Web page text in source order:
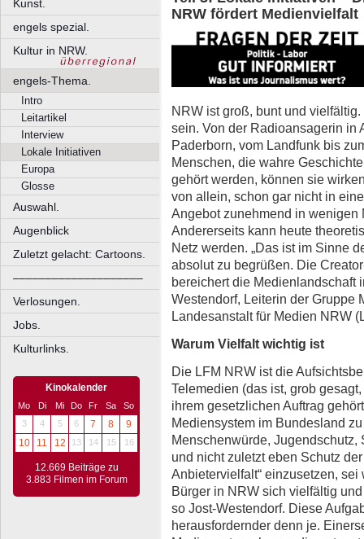
Kunst.
engels spezial.
Kultur in NRW.
engels-Thema.
Intro
Leitartikel
Interview
Lokale Initiativen
Europa
Glosse
Auswahl.
Augenblick
Zuletzt gelacht: Cartoons.
––––––––––––––––––––
Verlosungen.
Jobs.
Kulturlinks.
Kinokalender
Mo Di Mi Do Fr Sa
So
3
4 5 6 7 8
9
10
11 12 13 14 15 16
12.669 Beiträge zu
3.883 Filmen im Forum
NRW fördert Medienvielfalt
NRW ist groß, bunt und
sein. Von der Radioansagerin in
Paderborn, vom Landfunk bis
Menschen, die wahre
gehört werden, können sie
von allein, schon gar nicht in
Angebot zunehmend in
Andererseits kann heute
Netz werden. „Das ist im Sinne
absolut zu begrüßen. Die
bereichert die Medienlandschaft
Westendorf, Leiterin der Gruppe
Landesanstalt für Medien NRW
Warum Vielfalt wichtig ist
Die LFM NRW ist die
Telemedien (das ist, grob
ihrem gesetzlichen Auftrag
Mediensystem im Bundesland
Menschenwürde,
und nicht zuletzt eben Schutz
Anbietervielfalt“ einzusetzen,
Bürger in NRW sich vielfältig
so Jost-Westendorf. Diese
herausfordernder denn je.